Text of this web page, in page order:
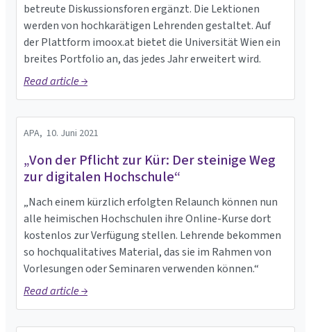
betreute Diskussionsforen ergänzt. Die Lektionen
werden von hochkarätigen Lehrenden gestaltet. Auf
der Plattform imoox.at bietet die Universität Wien ein
breites Portfolio an, das jedes Jahr erweitert wird.
Read article →
APA, 10. Juni 2021
„Von der Pflicht zur Kür: Der steinige Weg
zur digitalen Hochschule“
„Nach einem kürzlich erfolgten Relaunch können nun
alle heimischen Hochschulen ihre Online-Kurse dort
kostenlos zur Verfügung stellen. Lehrende bekommen
so hochqualitatives Material, das sie im Rahmen von
Vorlesungen oder Seminaren verwenden können.“
Read article →